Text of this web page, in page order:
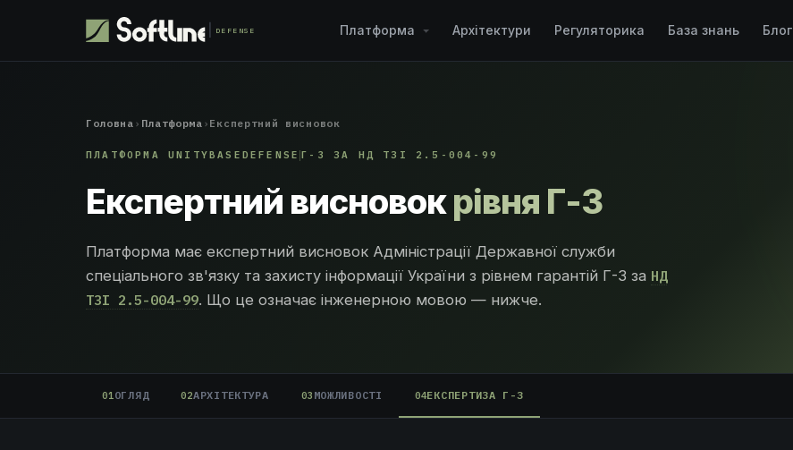
DEFENSE Платформа Архітектури Регуляторика База знань Блог
Головна › Платформа › Експертний висновок
ПЛАТФОРМА UNITYBASEDEFENSE Г-3 ЗА НД ТЗІ 2.5-004-99
Експертний висновокрівня Г-3
Платформа має експертний висновок Адміністрації Державної служби
спеціального зв'язку та захисту інформації України з рівнем гарантій Г-3 за НД
ТЗІ 2.5-004-99. Що це означає інженерною мовою — нижче.
01 ОГЛЯД 02АРХІТЕКТУРА 03 МОЖЛИВОСТІ 04ЕКСПЕРТИЗА Г-3